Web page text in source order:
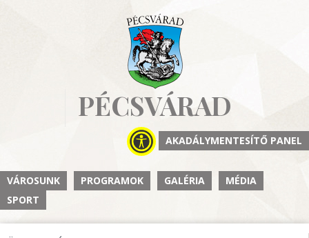
PÉCSVÁRAD
AKADÁLYMENTESÍTŐ PANEL
VÁROSUNK PROGRAMOK GALÉRIA
MÉDIA
SPORT